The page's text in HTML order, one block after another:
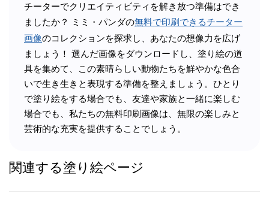
チーターでクリエイティビティを解き放つ準備はでき
ましたか？ ミミ・パンダの無料で印刷できるチーター
画像のコレクションを探求し、あなたの想像力を広げ
ましょう！ 選んだ画像をダウンロードし、塗り絵の道
具を集めて、この素晴らしい動物たちを鮮やかな色合
いで生き生きと表現する準備を整えましょう。ひとり
で塗り絵をする場合でも、友達や家族と一緒に楽しむ
場合でも、私たちの無料印刷画像は、無限の楽しみと
芸術的な充実を提供することでしょう。
関連する塗り絵ページ